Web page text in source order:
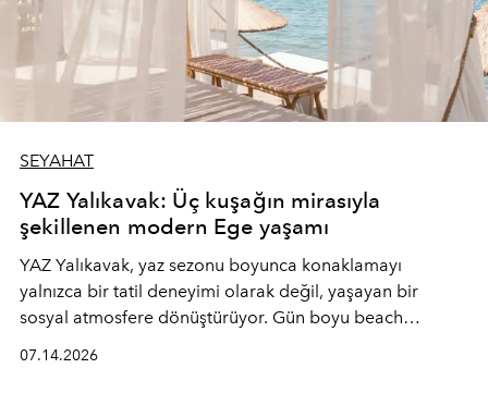
SEYAHAT
YAZ Yalıkavak: Üç kuşağın mirasıyla
şekillenen modern Ege yaşamı
YAZ Yalıkavak, yaz sezonu boyunca konaklamayı
yalnızca bir tatil deneyimi olarak değil, yaşayan bir
sosyal atmosfere dönüştürüyor. Gün boyu beach
07.14.2026